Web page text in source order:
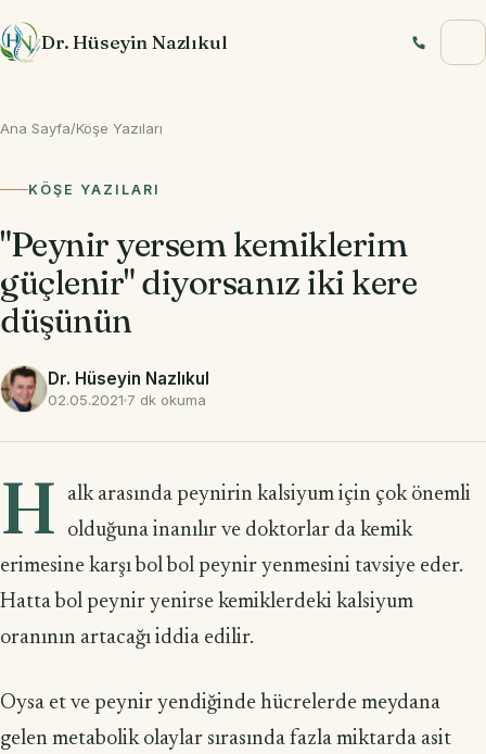
Dr. Hüseyin Nazlıkul
Ana Sayfa/Köşe Yazıları
KÖŞE YAZILARI
"Peynir yersem kemiklerim
güçlenir" diyorsanız iki kere
düşünün
Dr. Hüseyin Nazlıkul
02.05.2021 7 dk okuma
H
alk arasında peynirin kalsiyum için çok önemli
olduğuna inanılır ve doktorlar da kemik
erimesine karşı bol bol peynir yenmesini tavsiye eder.
Hatta bol peynir yenirse kemiklerdeki kalsiyum
oranının artacağı iddia edilir.
Oysa et ve peynir yendiğinde hücrelerde meydana
gelen metabolik olaylar sırasında fazla miktarda asit